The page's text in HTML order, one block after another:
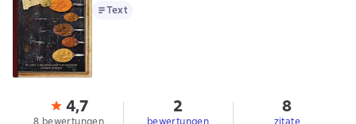
TextText
4,7 2 8